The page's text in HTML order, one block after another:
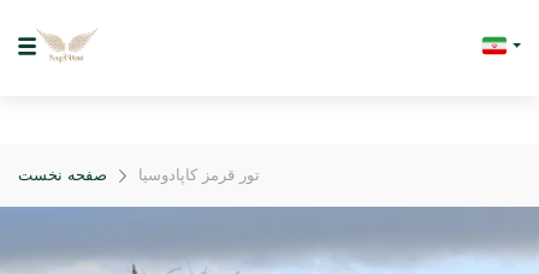
صفحه نخست تور قرمز کاپادوسیا